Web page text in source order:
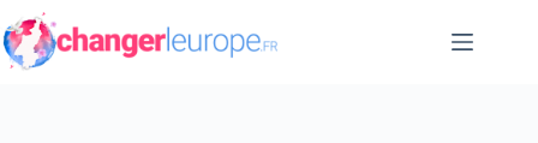
Passer
au
contenu